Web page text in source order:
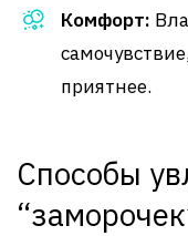
Комфорт:
приятнее.
Способы